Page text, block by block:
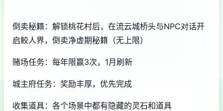
倒卖秘籍：解锁桃花村后，在流云城桥头与NPC对话开
启鲛人界，倒卖净虚期秘籍（无上限）
赌场任务：每年限赢3次，1月刷新
城主府任务：奖励丰厚，优先完成
收集道具：各个场景中都有隐藏的灵石和道具